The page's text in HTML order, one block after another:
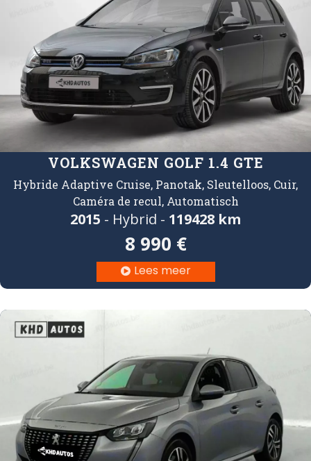
VOLKSWAGEN GOLF 1.4 GTE
Hybride Adaptive Cruise, Panotak, Sleutelloos, Cuir,
Caméra de recul, Automatisch
2015 - Hybrid - 119428 km
8 990 €
 Lees meer